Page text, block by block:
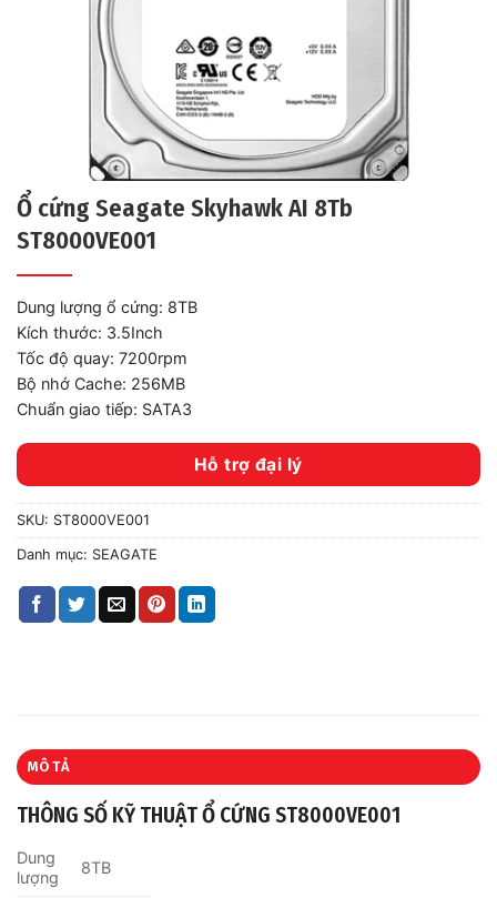
Ổ cứng Seagate Skyhawk AI 8Tb
ST8000VE001
Dung lượng ổ cứng: 8TB
Kích thước: 3.5Inch
Tốc độ quay: 7200rpm
Bộ nhớ Cache: 256MB
Chuẩn giao tiếp: SATA3
Hỗ trợ đại lý
SKU: ST8000VE001
Danh mục: SEAGATE
MÔ TẢ
THÔNG SỐ KỸ THUẬT Ổ CỨNG ST8000VE001
Dung
lượng
8TB